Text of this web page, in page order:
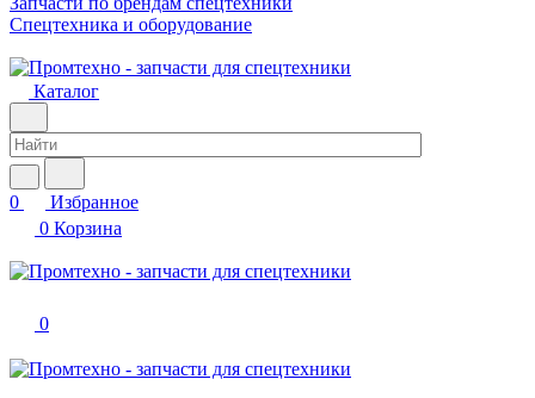
Спецтехника и оборудование
Каталог
0
Избранное
0 Корзина
0